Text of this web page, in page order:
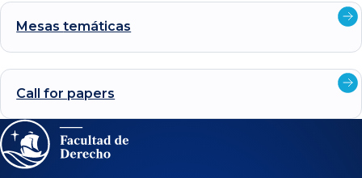
Ver
Mesastemáticas
Ver
Call for papers